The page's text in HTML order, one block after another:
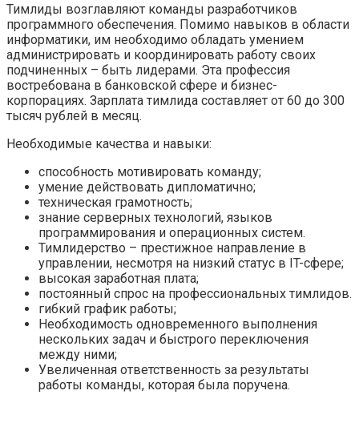
Тимлиды возглавляют команды разработчиков
программного обеспечения. Помимо навыков в области
информатики, им необходимо обладать умением
администрировать и координировать работу своих
подчиненных – быть лидерами. Эта профессия
востребована в банковской сфере и бизнес-
корпорациях. Зарплата тимлида составляет от 60 до 300
тысяч рублей в месяц.
Необходимые качества и навыки:
способность мотивировать команду;
умение действовать дипломатично;
техническая грамотность;
знание серверных технологий, языков
программирования и операционных систем.
Тимлидерство – престижное направление в
управлении, несмотря на низкий статус в IT-сфере;
высокая заработная плата;
постоянный спрос на профессиональных тимлидов.
гибкий график работы;
Необходимость одновременного выполнения
нескольких задач и быстрого переключения
между ними;
Увеличенная ответственность за результаты
работы команды, которая была поручена.